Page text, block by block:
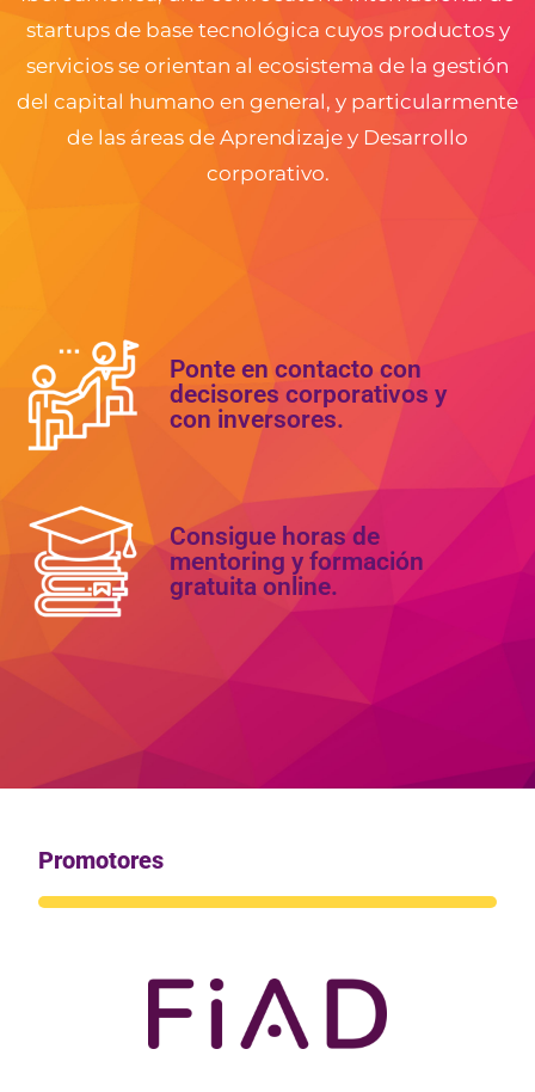
startups de base tecnológica cuyos productos y
servicios se orientan al ecosistema de la gestión
del capital humano en general, y particularmente
de las áreas de Aprendizaje y Desarrollo
corporativo.
Ponte en contacto con
decisores corporativos y
con inversores.
Consigue horas de
mentoring y formación
gratuita online.
Promotores